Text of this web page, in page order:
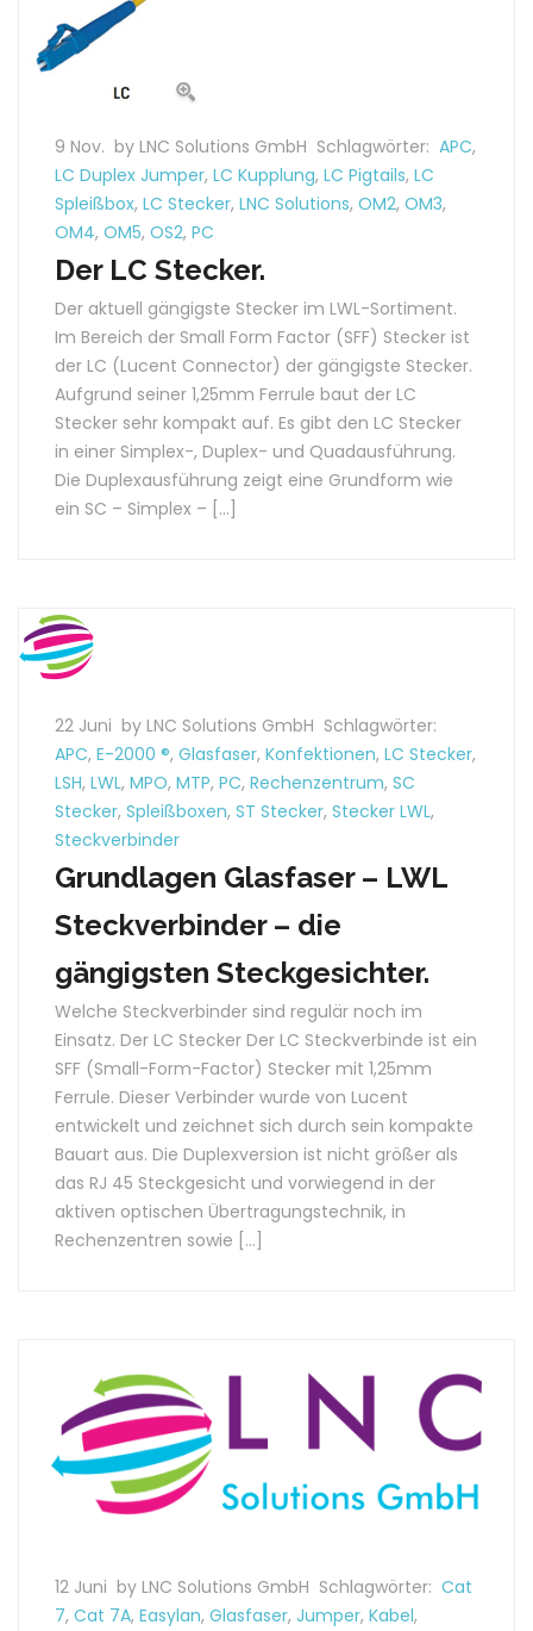
9 Nov. by LNC Solutions GmbH Schlagwörter: APC,
LC Duplex Jumper, LC Kupplung, LC Pigtails, LC
Spleißbox, LC Stecker, LNC Solutions, OM2, OM3,
OM4, OM5, OS2, PC
Der LC Stecker.
Der aktuell gängigste Stecker im LWL-Sortiment.
Im Bereich der Small Form Factor (SFF) Stecker ist
der LC (Lucent Connector) der gängigste Stecker.
Aufgrund seiner 1,25mm Ferrule baut der LC
Stecker sehr kompakt auf. Es gibt den LC Stecker
in einer Simplex-, Duplex- und Quadausführung.
Die Duplexausführung zeigt eine Grundform wie
ein SC – Simplex – […]
22 Juni by LNC Solutions GmbH Schlagwörter:
APC, E-2000 ®, Glasfaser, Konfektionen, LC Stecker,
LSH, LWL, MPO, MTP, PC, Rechenzentrum, SC
Stecker, Spleißboxen, ST Stecker, Stecker LWL,
Steckverbinder
Grundlagen Glasfaser – LWL
Steckverbinder – die
gängigsten Steckgesichter.
Welche Steckverbinder sind regulär noch im
Einsatz. Der LC Stecker Der LC Steckverbinde ist ein
SFF (Small-Form-Factor) Stecker mit 1,25mm
Ferrule. Dieser Verbinder wurde von Lucent
entwickelt und zeichnet sich durch sein kompakte
Bauart aus. Die Duplexversion ist nicht größer als
das RJ 45 Steckgesicht und vorwiegend in der
aktiven optischen Übertragungstechnik, in
Rechenzentren sowie […]
12 Juni by LNC Solutions GmbH Schlagwörter: Cat
7, Cat 7A, Easylan, Glasfaser, Jumper, Kabel,